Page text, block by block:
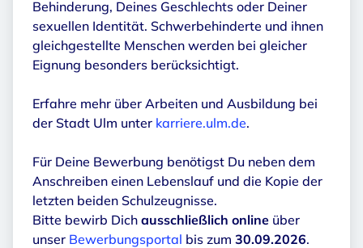
Behinderung, Deines Geschlechts oder Deiner
sexuellen Identität. Schwerbehinderte und ihnen
gleichgestellte Menschen werden bei gleicher
Eignung besonders berücksichtigt.
Erfahre mehr über Arbeiten und Ausbildung bei
der Stadt Ulm unter karriere.ulm.de.
Für Deine Bewerbung benötigst Du neben dem
Anschreiben einen Lebenslauf und die Kopie der
letzten beiden Schulzeugnisse.
Bitte bewirb Dich ausschließlich online über
unser Bewerbungsportal bis zum 30.09.2026.